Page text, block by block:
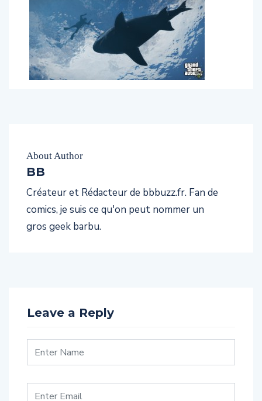
About Author
BB
Créateur et Rédacteur de bbbuzz.fr. Fan de
comics, je suis ce qu'on peut nommer un
gros geek barbu.
Leave a Reply